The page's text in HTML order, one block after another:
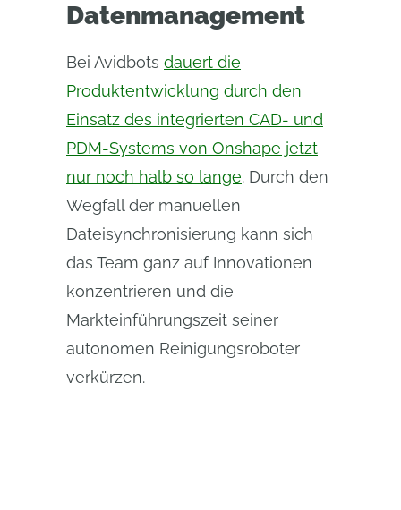
Datenmanagement
Bei Avidbots dauert die
Produktentwicklung durch den
Einsatz des integrierten CAD- und
PDM-Systems von Onshape jetzt
nur noch halb so lange. Durch den
Wegfall der manuellen
Dateisynchronisierung kann sich
das Team ganz auf Innovationen
konzentrieren und die
Markteinführungszeit seiner
autonomen Reinigungsroboter
verkürzen.